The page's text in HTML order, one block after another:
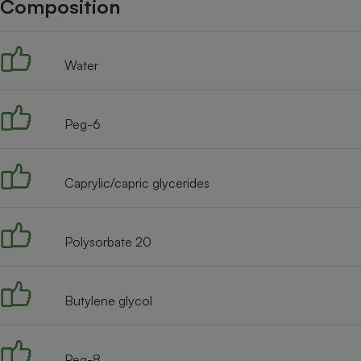
Composition
Water
Peg-6
Caprylic/capric glycerides
Polysorbate 20
Butylene glycol
Petit